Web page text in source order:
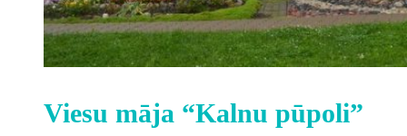
Viesu māja “Kalnu pūpoli”